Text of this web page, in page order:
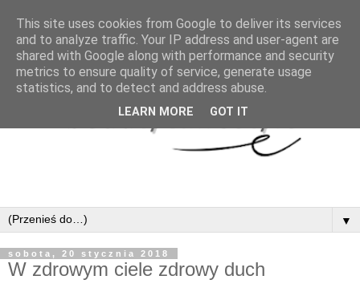
▼
sobota, 20 stycznia 2018
W zdrowym ciele zdrowy duch
This site uses cookies from Google to deliver its services
and to analyze traffic. Your IP address and user-agent are
shared with Google along with performance and security
metrics to ensure quality of service, generate usage
statistics, and to detect and address abuse.
LEARN MORE GOT IT